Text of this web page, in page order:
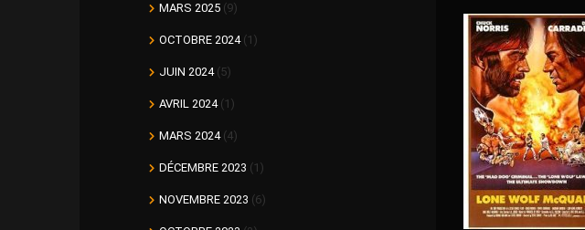
MARS 2025 (9)
OCTOBRE 2024(1)
JUIN 2024(5)
AVRIL 2024(1)
MARS 2024(4)
DÉCEMBRE 2023 (1)
NOVEMBRE 2023 (6)